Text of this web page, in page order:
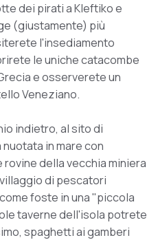
dei pirati a Kleftiko e
(giustamente) più
l'insediamento
le uniche catacombe
e osserverete un
Veneziano.
indietro, al sito di
in mare con
della vecchia miniera
di pescatori
foste in una "piccola
taverne dell'isola potrete
spaghetti ai gamberi